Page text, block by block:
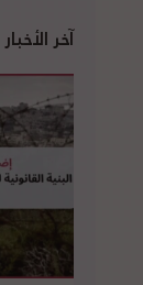
آخر الأخبار